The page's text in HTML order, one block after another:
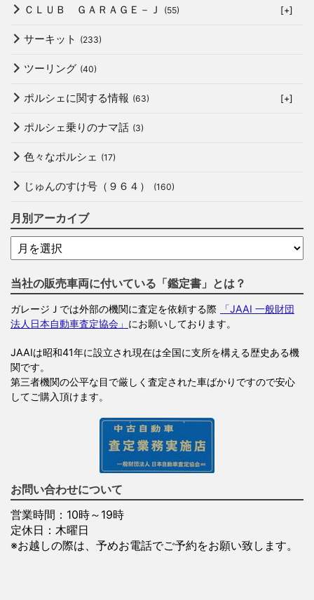
ＣＬＵＢ ＧＡＲＡＧＥ－Ｊ (55) [+]
サーキット (233)
ツーリング (40)
ポルシェに関する情報 (63) [+]
ポルシェ乗りのナマ話 (3)
色々なポルシェ (17)
じゅんのすけ号（９６４） (160)
月別アーカイブ
当社の販売車両に付いている「鑑定書」とは？
ガレージＪでは外部の機関に査定を依頼する際
「JAAI 一般財団
法人日本自動車査定協会」 にお願いしております。
JAAIは昭和41年に設立され現在は全国に支所を構える歴史ある機
関です。
第三者機関の公平な目で厳しく査定された車ばかりですので安心
してご購入頂けます。
お問い合わせについて
営業時間：10時～19時
定休日：木曜日
※お越しの際は、予めお電話でご予約をお願い致します。